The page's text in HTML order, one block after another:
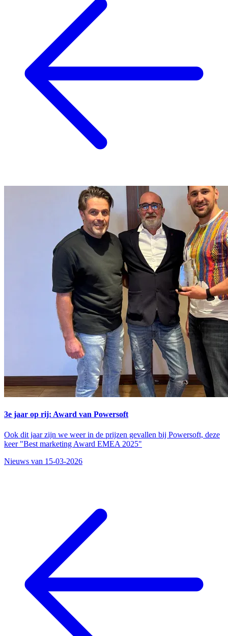
3e jaar op rij: Award van Powersoft
Ook dit jaar zijn we weer in de prijzen gevallen bij Powersoft, deze
keer "Best marketing Award EMEA 2025"
Nieuws van 15-03-2026